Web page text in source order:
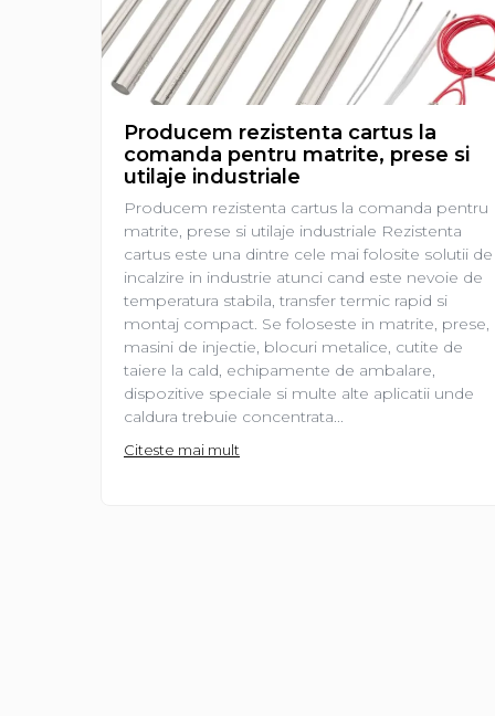
restaurante, cafenele)
Pentru industria alimentară
Pentru industria materialelor
Rezistențe pentru aer și gaze
Rezistențe pentru aparate
Rezistențe pentru echipamente
Rezistențe pentru mașini de
Producem rezistenta cartus la
comanda pentru matrite, prese si
utilaje industriale
Producem rezistenta cartus la comanda pentru
matrite, prese si utilaje industriale Rezistenta
cartus este una dintre cele mai folosite solutii de
incalzire in industrie atunci cand este nevoie de
temperatura stabila, transfer termic rapid si
montaj compact. Se foloseste in matrite, prese,
masini de injectie, blocuri metalice, cutite de
taiere la cald, echipamente de ambalare,
dispozitive speciale si multe alte aplicatii unde
caldura trebuie concentrata...
Citeste mai mult